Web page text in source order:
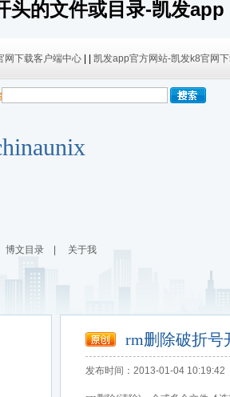
头的文件或目录-凯发app
网下载客户端中心 凯发app官方网站-凯发k8官网
迁移，暂停博客使用
时无法发布内容！
博文目录 关于我
rm删除破折号
发布时间：2013-01-04 10:19:42